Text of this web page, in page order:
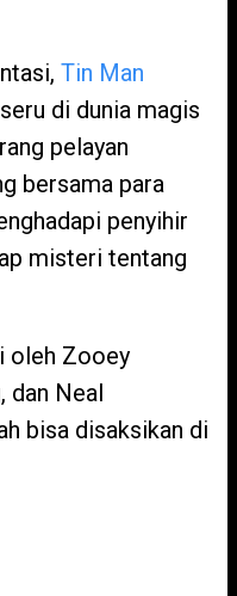
Tin Man
di dunia magis
pelayan
bersama para
penyihir
misteri tentang
oleh Zooey
dan Neal
bisa disaksikan di